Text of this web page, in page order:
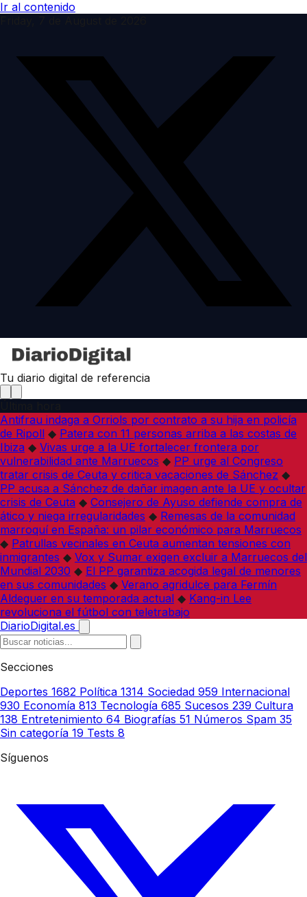
Ir al contenido
Tu diario digital de referencia
Antifrau indaga a Orriols por contrato a su hija en policía
de Ripoll ◆ Patera con 11 personas arriba a las costas de
Ibiza ◆ Vivas urge a la UE fortalecer frontera por
vulnerabilidad ante Marruecos ◆ PP urge al Congreso
tratar crisis de Ceuta y critica vacaciones de Sánchez ◆
PP acusa a Sánchez de dañar imagen ante la UE y ocultar
crisis de Ceuta ◆ Consejero de Ayuso defiende compra de
ático y niega irregularidades ◆ Remesas de la comunidad
marroquí en España: un pilar económico para Marruecos
◆ Patrullas vecinales en Ceuta aumentan tensiones con
inmigrantes ◆ Vox y Sumar exigen excluir a Marruecos del
Mundial 2030 ◆ El PP garantiza acogida legal de menores
en sus comunidades ◆ Verano agridulce para Fermín
Aldeguer en su temporada actual ◆ Kang-in Lee
revoluciona el fútbol con teletrabajo
DiarioDigital.es
Secciones
Deportes 1682 Política 1314 Sociedad 959 Internacional
930 Economía 813 Tecnología 685 Sucesos 239 Cultura
138 Entretenimiento 64 Biografías 51 Números Spam 35
Sin categoría 19 Tests 8
Síguenos